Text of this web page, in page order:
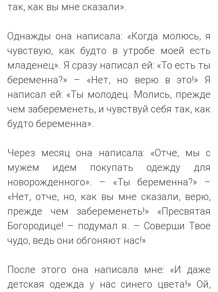
так, как вы мне сказали».
Однажды она написала: «Когда молюсь, я
чувствую, как будто в утробе моей есть
младенец». Я сразу написал ей: «То есть ты
беременна?» – «Нет, но верю в это!» Я
написал ей: «Ты молодец. Молись, прежде
чем забеременеть, и чувствуй себя так, как
будто беременна».
Через месяц она написала: «Отче, мы с
мужем идем покупать одежду для
новорожденного». – «Ты беременна?» –
«Нет, отче, но, как вы мне сказали, верю,
прежде чем забеременеть!» «Пресвятая
Богородице! – подумал я. – Соверши Твое
чудо, ведь они обгоняют нас!»
После этого она написала мне: «И даже
детская одежда у нас синего цвета!» Ой,